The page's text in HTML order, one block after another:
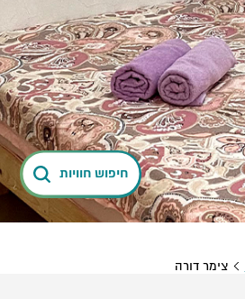
חיפוש חוויות
צימר דורה